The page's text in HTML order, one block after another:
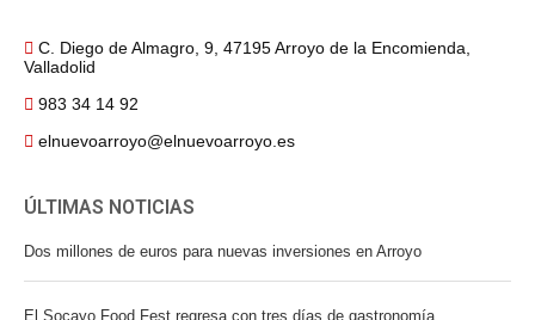
C. Diego de Almagro, 9, 47195 Arroyo de la Encomienda,
Valladolid
983 34 14 92
elnuevoarroyo@elnuevoarroyo.es
ÚLTIMAS NOTICIAS
Dos millones de euros para nuevas inversiones en Arroyo
El Socayo Food Fest regresa con tres días de gastronomía